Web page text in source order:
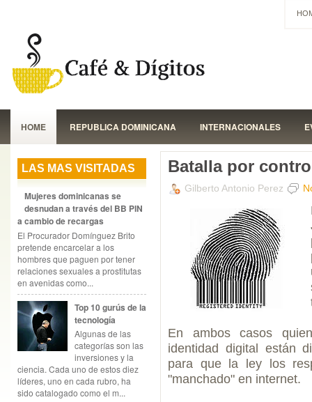
HOME REPUBLICA DOMINICANA INTERNACIONALES
LAS MAS VISITADAS
Mujeres dominicanas se
desnudan a través del BB PIN
a cambio de recargas
El Procurador Domínguez Brito
pretende encarcelar a los
hombres que paguen por tener
relaciones sexuales a prostitutas
en avenidas como...
Top 10 gurús de la
tecnología
Algunas de las
categorías son las
inversiones y la
ciencia. Cada uno de estos diez
líderes, uno en cada rubro, ha
sido catalogado como el m...
Batalla por
Gilberto Antonio Perez
En ambos casos
identidad digital están
para que la ley los
"manchado" en internet.